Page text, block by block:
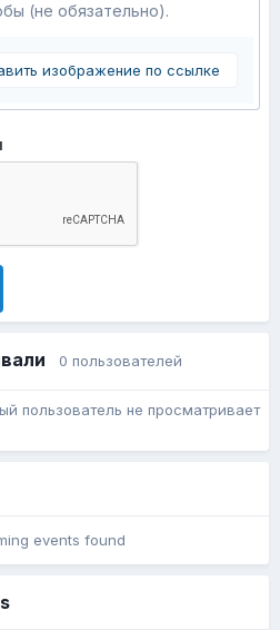
(не обязательно).
изображение по ссылке
0 пользователей
пользователь не просматривает
events found